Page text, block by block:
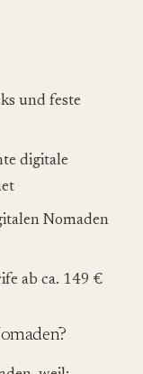
und feste
digitale
Nomaden
ab ca. 149 €